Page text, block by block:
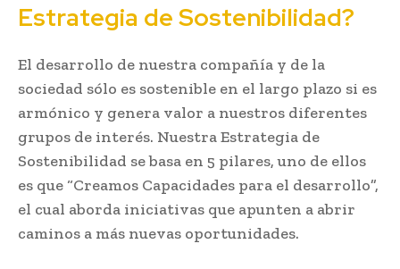
Estrategia de Sostenibilidad?
El desarrollo de nuestra compañía y de la
sociedad sólo es sostenible en el largo plazo si es
armónico y genera valor a nuestros diferentes
grupos de interés. Nuestra Estrategia de
Sostenibilidad se basa en 5 pilares, uno de ellos
es que “Creamos Capacidades para el desarrollo”,
el cual aborda iniciativas que apunten a abrir
caminos a más nuevas oportunidades.